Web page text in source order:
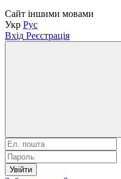
Сайт іншими мовами
Укр Рус
Вхід Реєстрація
Увійти